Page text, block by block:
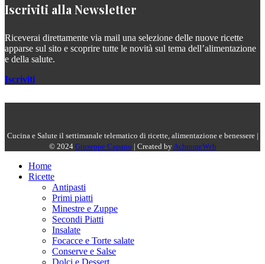
Iscriviti alla Newsletter
Riceverai direttamente via mail una selezione delle nuove ricette
apparse sul sito e scoprire tutte le novità sul tema dell’alimentazione
e della salute.
Iscriviti
Cucina e Salute il settimanale telematico di ricette, alimentazione e benessere |
© 2024 Giuseppe Capano | Created byAchromeWeb
Home
Ricette
Antipasti
Primi piatti
Minestre e Zuppe
Secondi Piatti
Insalate
Focacce e Torte salate
Conserve e Salse